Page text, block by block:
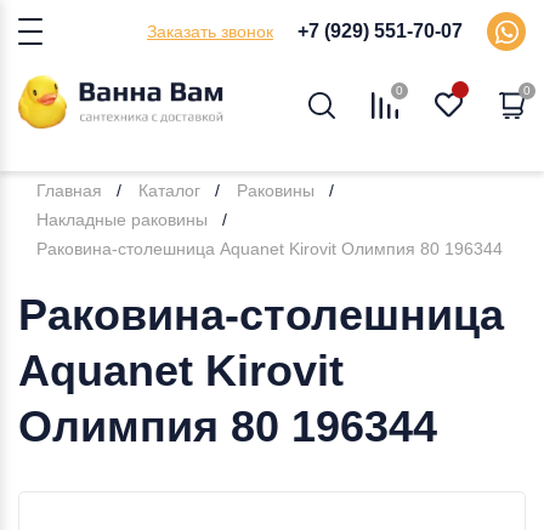
Заказать звонок +7 (929) 551-70-07
0 0
Главная Каталог
Раковины
Накладные раковины
Раковина-столешница Aquanet Kirovit Олимпия 80 196344
Раковина-столешница
Aquanet Kirovit
Олимпия 80 196344